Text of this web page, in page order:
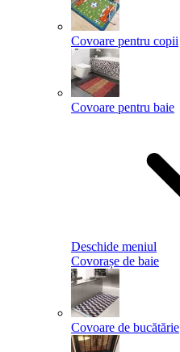
Covoare pentru copii
Covoare pentru baie
Deschide meniul
Covorașe de baie
Covoare de bucătărie